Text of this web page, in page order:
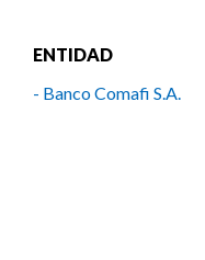
ENTIDAD
- Banco Comafi S.A.